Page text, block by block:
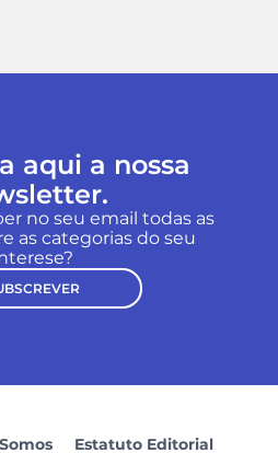
aqui a nossa
no seu email todas as
as categorias do seu
Estatuto Editorial